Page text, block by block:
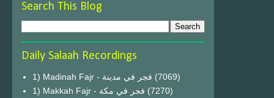
Search This Blog
Daily Salaah Recordings
1) Madinah Fajr - فجر في مدينة (7069)
1) Makkah Fajr - فجر في مكة (7270)